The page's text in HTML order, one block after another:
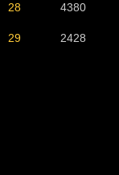
28 4380
29 2428